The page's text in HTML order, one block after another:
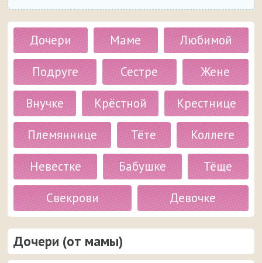
Дочери Маме
Любимой
Подруге
Сестре
Жене
Внучке
Крёстной
Крестнице
Племяннице
Тёте
Коллеге
Невестке
Бабушке
Тёще
Свекрови
Девочке
Дочери (от мамы)